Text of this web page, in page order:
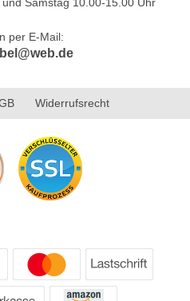
per E-Mail:
Widerrufsrecht